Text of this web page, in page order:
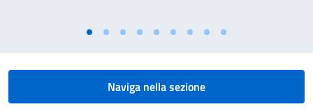
Naviga nella sezione